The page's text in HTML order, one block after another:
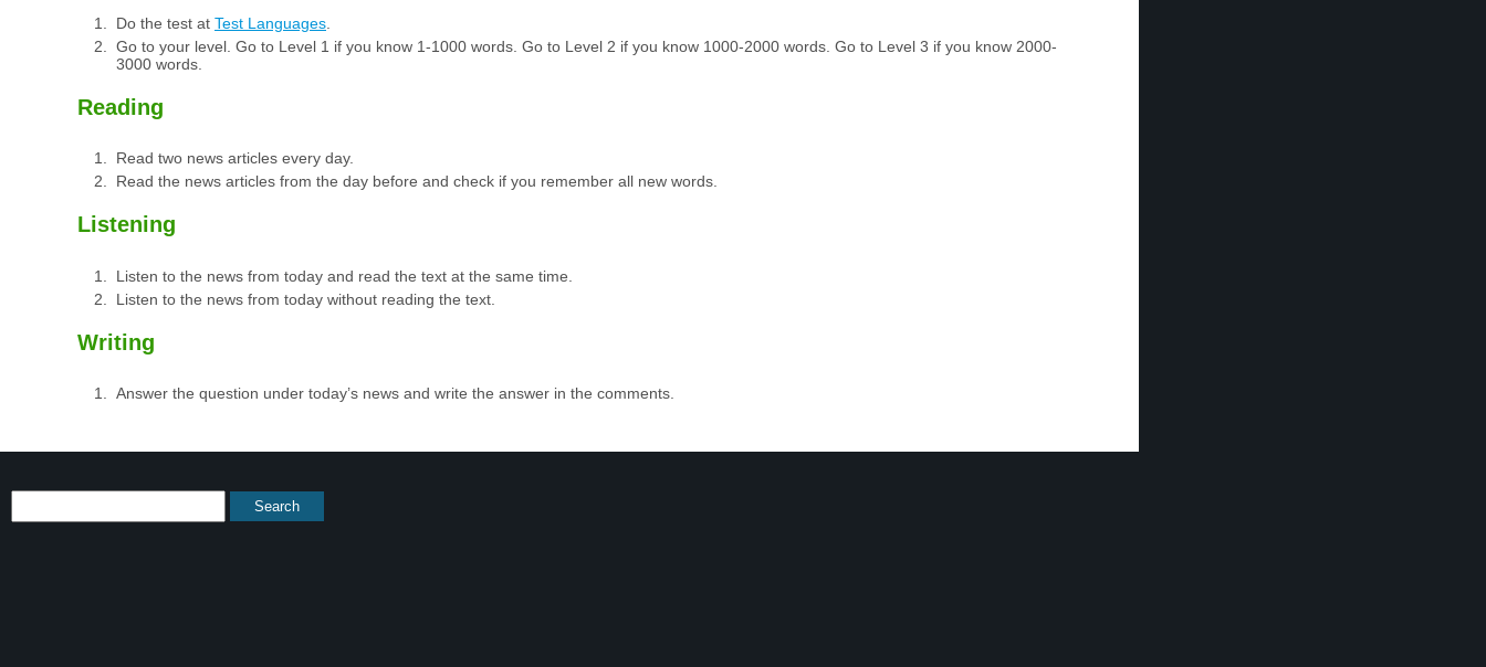
Do the test at Test Languages
Go to your level. Go to Level 1 if you know 1-1000 words. Go to Level 2 if you know 1000-2000 words. Go to Level 3 if you know 2000-
3000 words.
Reading
Read two news articles every day.
Read the news articles from the day before and check if you remember all new words.
Listening
Listen to the news from today and read the text at the same time.
Listen to the news from today without reading the text.
Writing
Answer the question under today’s news and write the answer in the comments.